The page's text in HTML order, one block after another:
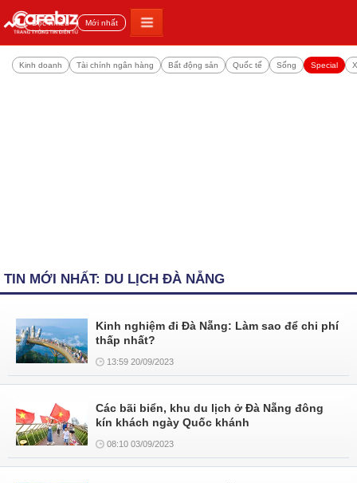
Đọc nhiều Mới nhất
Kinh doanh Tài chính ngân hàng Bất động sản Quốc tế Sống Special
TIN MỚI NHẤT: DU LỊCH ĐÀ NẴNG
Kinh nghiệm đi Đà Nẵng: Làm sao để chi phí
thấp nhất?
13:59 20/09/2023
Các bãi biển, khu du lịch ở Đà Nẵng đông
kín khách ngày Quốc khánh
08:10 03/09/2023